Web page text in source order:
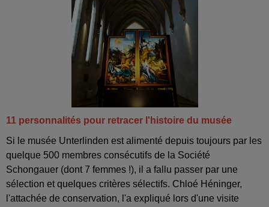
11 personnalités pour retracer l'histoire du musée
Si le musée Unterlinden est alimenté depuis toujours par les
quelque 500 membres consécutifs de la Société
Schongauer (dont 7 femmes !), il a fallu passer par une
sélection et quelques critères sélectifs. Chloé Héninger,
l'attachée de conservation, l'a expliqué lors d'une visite